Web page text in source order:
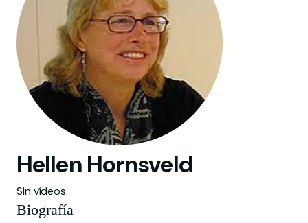
Hellen Hornsveld
Sin vídeos
Biografía